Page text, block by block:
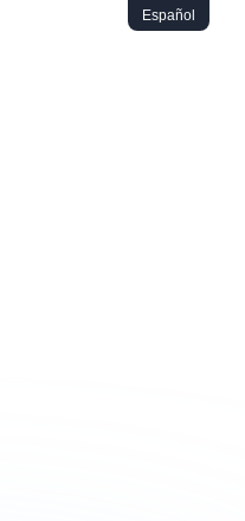
Español